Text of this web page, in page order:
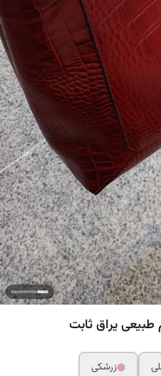
یراق ثابت
زرشکی